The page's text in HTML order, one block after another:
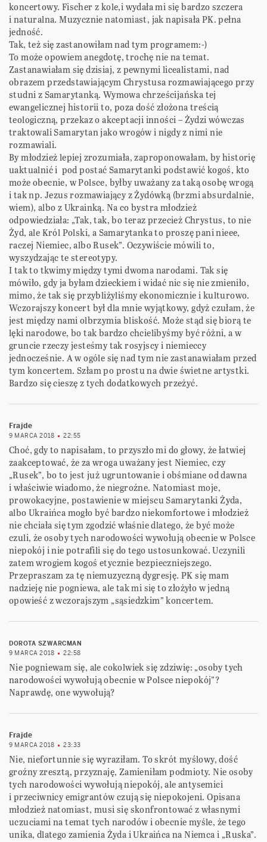
koncertowy. Fischer z kole,i wydała mi się bardzo szczera
i naturalna. Muzycznie natomiast, jak napisała PK. pełna
jedność.
Tak, też się zastanowiłam nad tym programem:-)
To może opowiem anegdotę, trochę nie na temat.
Zastanawiałam się dzisiaj, z pewnymi licealistami, nad
obrazem przedstawiającym Chrystusa rozmawiającego przy
studni z Samarytanką. Wymowa chrześcijańska tej
ewangelicznej historii to, poza dość złożona treścią
teologiczną, przekaz o akceptacji inności – Żydzi wówczas
traktowali Samarytan jako wrogów i nigdy z nimi nie
rozmawiali.
By młodzież lepiej zrozumiała, zaproponowałam, by historię
uaktualnić i pod postać Samarytanki podstawić kogoś, kto
może obecnie, w Polsce, byłby uważany za taką osobę wrogą
i tak np. Jezus rozmawiający z Żydówką (brzmi absurdalnie,
wiem), albo z Ukrainką. Na co bystra młodzież
odpowiedziała: „Tak, tak, bo teraz przecież Chrystus, to nie
Żyd, ale Król Polski, a Samarytanka to proszę pani nieee,
raczej Niemiec, albo Rusek”. Oczywiście mówili to,
wyszydzając te stereotypy.
I tak to tkwimy między tymi dwoma narodami. Tak się
mówiło, gdy ja byłam dzieckiem i widać nic się nie zmieniło,
mimo, że tak się przybliżyliśmy ekonomicznie i kulturowo.
Wczorajszy koncert był dla mnie wyjątkowy, gdyż czułam, że
jest między nami olbrzymia bliskość. Może stąd się biorą te
lęki narodowe, bo tak bardzo chcielibyśmy być różni, a w
gruncie rzeczy jesteśmy tak rosyjscy i niemieccy
jednocześnie. A w ogóle się nad tym nie zastanawiałam przed
tym koncertem. Szłam po prostu na dwie świetne artystki.
Bardzo się cieszę z tych dodatkowych przeżyć.
Frajde
9 MARCA 2018 22:55
Choć, gdy to napisałam, to przyszło mi do głowy, że łatwiej
zaakceptować, że za wroga uważany jest Niemiec, czy
„Rusek”, bo to jest już ugruntowanie i obśmiane od dawna
i właściwie wiadomo, że niegroźne. Natomiast moje,
prowokacyjne, postawienie w miejscu Samarytanki Żyda,
albo Ukraińca mogło być bardzo niekomfortowe i młodzież
nie chciała się tym zgodzić właśnie dlatego, że być może
czuli, że osoby tych narodowości wywołują obecnie w Polsce
niepokój i nie potrafili się do tego ustosunkować. Uczynili
zatem wrogiem kogoś etycznie bezpieczniejszego.
Przepraszam za tę niemuzyczną dygresję. PK się mam
nadzieję nie pogniewa, ale tak mi się to złożyło w jedną
opowieść z wczorajszym „sąsiedzkim” koncertem.
DOROTA SZWARCMAN
9 MARCA 2018
22:58
Nie pogniewam się, ale cokolwiek się zdziwię: „osoby tych
narodowości wywołują obecnie w Polsce niepokój”?
Naprawdę, one wywołują?
Frajde
9 MARCA 2018 23:33
Nie, niefortunnie się wyraziłam. To skrót myślowy, dość
groźny zresztą, przyznaję, Zamieniłam podmioty. Nie osoby
tych narodowości wywołują niepokój, ale antysemici
i przeciwnicy emigrantów czują się niepokojeni. Opisana
młodzież natomiast, musi się skonfrontować z własnymi
uczuciami na temat tych narodów i obecnie myśle, że tego
unika, dlatego zamienia Żyda i Ukraińca na Niemca i „Ruska”.